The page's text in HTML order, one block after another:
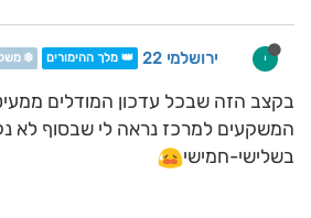
י ירושלמי 22 👑 מלך ההימורים ❄️
בקצב הזה שבכל עדכון המודלים
המשקעים למרכז נראה לי שבסוף לא
בשלישי-חמישי